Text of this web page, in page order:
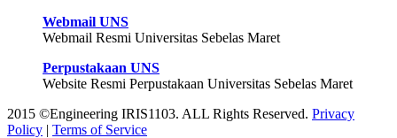
Webmail UNS
Webmail Resmi Universitas Sebelas Maret
Perpustakaan UNS
Website Resmi Perpustakaan Universitas Sebelas Maret
2015 ©Engineering IRIS1103. ALL Rights Reserved. Privacy
Policy | Terms of Service